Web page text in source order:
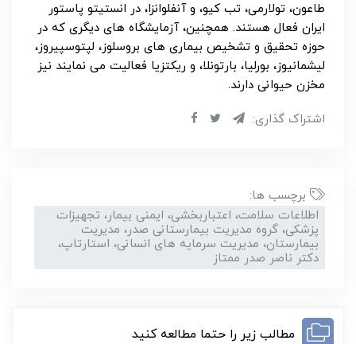
طاعون، تولارمی، تب کیو، و آنفلوانزا، در انستیتو پاستور
ایران فعال هستند. همچنین، آزمایشگاه های دیگری که در
حوزه تحقیق و تشخیص بیماری های بروسلوز، لپتوسپیروز،
لیشمانیوز، بورلیا، بارتونلا، و ریکتزیا فعالیت می نمایند نیز
مخزن حیوانی دارند.
اشتراک گذاری:
برچسب ها:
اطلاعات سلامت، اعتباربخشی، ایمنی بیمار، تجهیزات
پزشکی، گروه مدیریت بیمارستانی صدر، مدیریت
بیمارستان، مدیریت سرمایه های انسانی، استارتاپ،
دکتر ناصر صدر ممتاز
مطالب زیر را حتما مطالعه کنید